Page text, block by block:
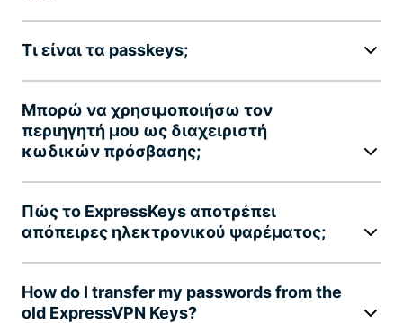
Τι είναι τα passkeys;
Μπορώ να χρησιμοποιήσω τον
περιηγητή μου ως διαχειριστή
κωδικών πρόσβασης;
Πώς το ExpressKeys αποτρέπει
απόπειρες ηλεκτρονικού ψαρέματος;
How do I transfer my passwords from the
old ExpressVPN Keys?